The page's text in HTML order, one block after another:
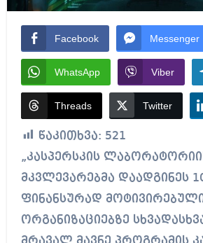
Facebook Messenger
WhatsApp Viber
Threads Twitter
წაკითხვა: 521
„კასპერსკის ლაბორატორიის“
მკვლევარებმა დაადგინეს
ფინანსურად
ორგანიზაციებზე